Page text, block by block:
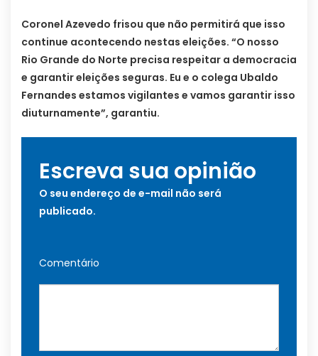
Coronel Azevedo frisou que não permitirá que isso
continue acontecendo nestas eleições. “O nosso
Rio Grande do Norte precisa respeitar a democracia
e garantir eleições seguras. Eu e o colega Ubaldo
Fernandes estamos vigilantes e vamos garantir isso
diuturnamente”, garantiu.
Escreva sua opinião
O seu endereço de e-mail não será
publicado.
Comentário